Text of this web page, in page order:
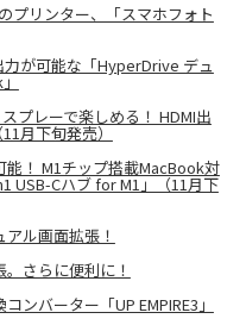
プリンター、「スマホフォト
が可能な「HyperDrive デュ
プレーで楽しめる！ HDMI出
11月下旬発売）
！ M1チップ搭載MacBook対
USB-Cハブ for M1」（11月下
ル画面拡張！
さらに便利に！
ンバーター「UP EMPIRE3」